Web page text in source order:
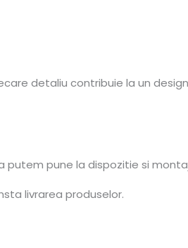
detaliu contribuie la un
putem pune la dispozitie si
livrarea produselor.